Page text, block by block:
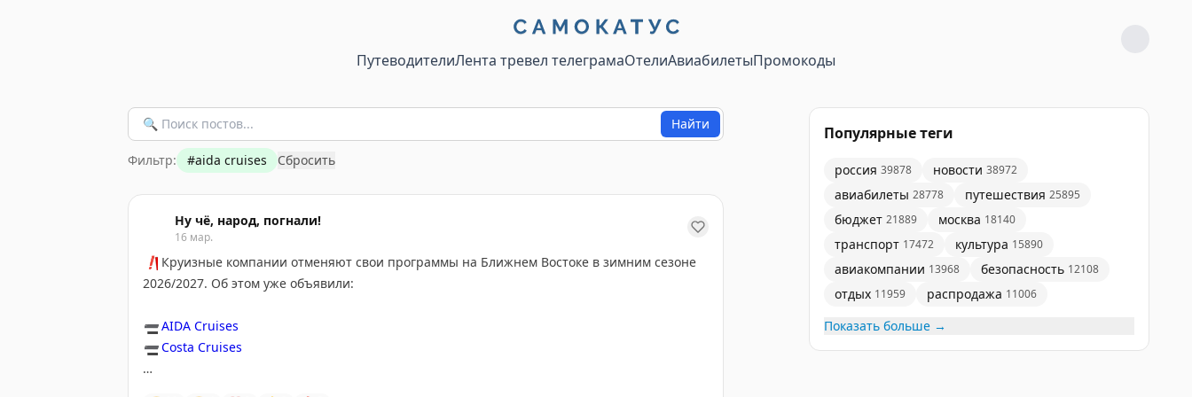
ПутеводителиЛента тревел телеграмаОтелиАвиабилетыПромокоды
Найти
Фильтр: #aida cruises Сбросить
Ну чё, народ, погнали!
16 мар.
❗️ Круизные компании отменяют свои программы на Ближнем Востоке в зимним сезоне
2026/2027. Об этом уже объявили:
➖ AIDA Cruises
➖ Costa Cruises
Популярные теги
россия 39878 новости 38972
авиабилеты 28778 путешествия 25895
бюджет 21889 москва 18140
транспорт 17472 культура 15890
авиакомпании 13968 безопасность 12108
отдых 11959 распродажа 11006
Показать больше →